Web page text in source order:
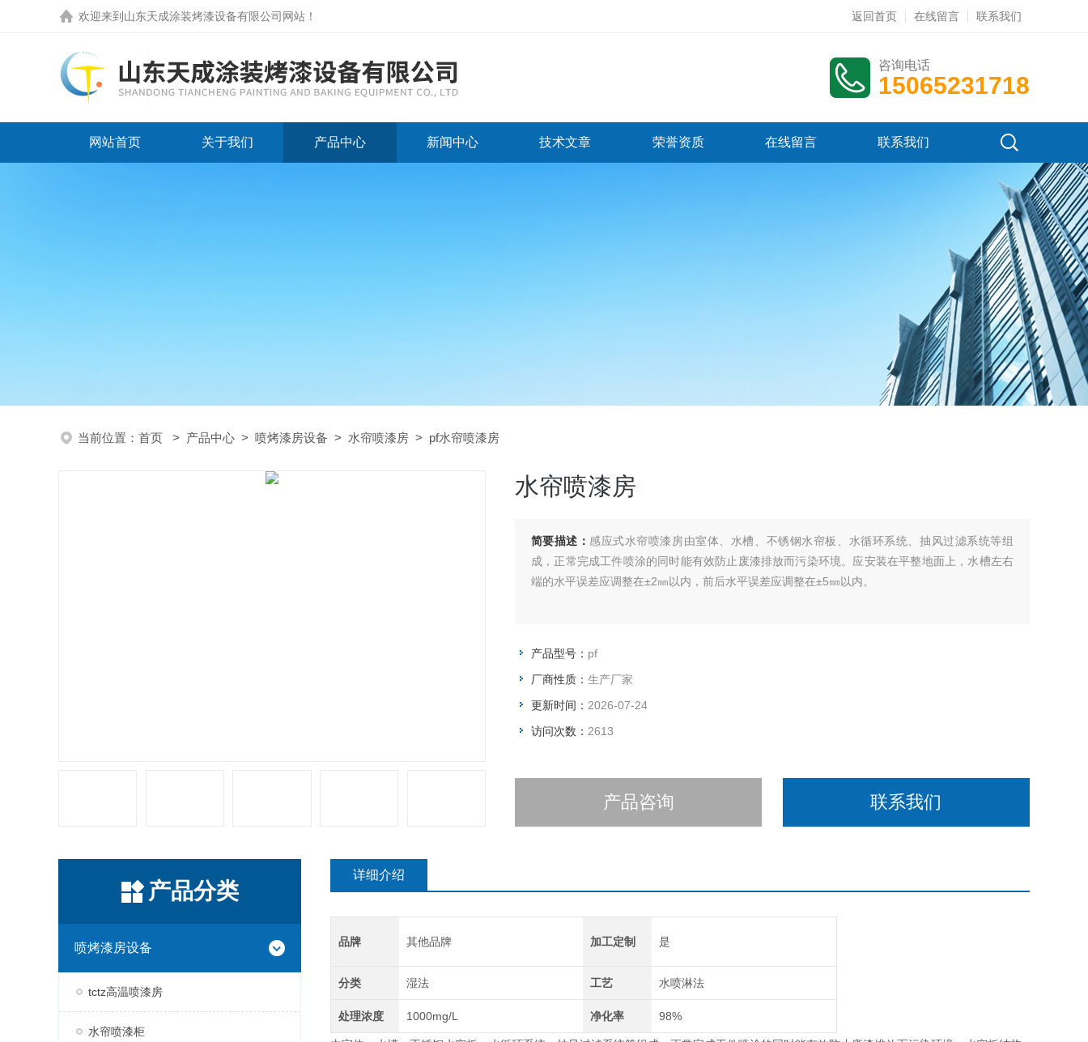
欢迎来到 山东天成涂装烤漆设备有限公司网站 ！ 返回首页 在线留言 联系我们
咨询电话
15065231718
网站首页 关于我们 产品中心 新闻中心 技术文章 荣誉资质 在线留言 联系我们
当前位置： 首页 > 产品中心 > 喷烤漆房设备 > 水帘喷漆房 > pf水帘喷漆房
水帘喷漆房
简要描述： 感应式水帘喷漆房由室体、水槽、不锈钢水帘板、水循环系统、抽风过滤系统等组
成，正常完成工件喷涂的同时能有效防止废漆排放而污染环境。应安装在平整地面上，水槽左右
端的水平误差应调整在±2㎜以内，前后水平误差应调整在±5㎜以内。
产品型号： pf
厂商性质： 生产厂家
更新时间： 2026-07-24
访问次数： 2613
产品咨询 联系我们
产品分类
喷烤漆房设备
tctz高温喷漆房
水帘喷漆柜
详细介绍
品牌 其他品牌 加工定制 是
分类 湿法 工艺 水喷淋法
处理浓度 1000mg/L 净化率 98%